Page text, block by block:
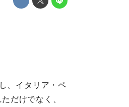
、イタリア・ペ
だけでなく、